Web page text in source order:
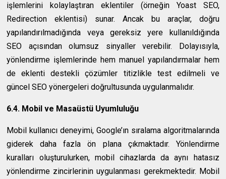
işlemlerini kolaylaştıran eklentiler (örneğin Yoast SEO,
Redirection eklentisi) sunar. Ancak bu araçlar, doğru
yapılandırılmadığında veya gereksiz yere kullanıldığında
SEO açısından olumsuz sinyaller verebilir. Dolayısıyla,
yönlendirme işlemlerinde hem manuel yapılandırmalar hem
de eklenti destekli çözümler titizlikle test edilmeli ve
güncel SEO yönergeleri doğrultusunda uygulanmalıdır.
6.4. Mobil ve Masaüstü Uyumluluğu
Mobil kullanıcı deneyimi, Google’ın sıralama algoritmalarında
giderek daha fazla ön plana çıkmaktadır. Yönlendirme
kuralları oluşturulurken, mobil cihazlarda da aynı hatasız
yönlendirme zincirlerinin uygulanması gerekmektedir. Mobil